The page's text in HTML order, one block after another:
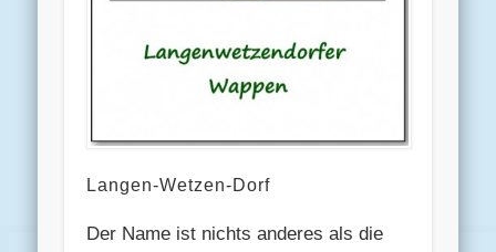
Langen-Wetzen-Dorf
Der Name ist nichts anderes als die